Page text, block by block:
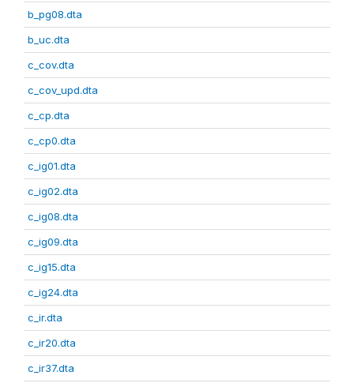
b_pg08.dta
b_uc.dta
c_cov.dta
c_cov_upd.dta
c_cp.dta
c_cp0.dta
c_ig01.dta
c_ig02.dta
c_ig08.dta
c_ig09.dta
c_ig15.dta
c_ig24.dta
c_ir.dta
c_ir20.dta
c_ir37.dta